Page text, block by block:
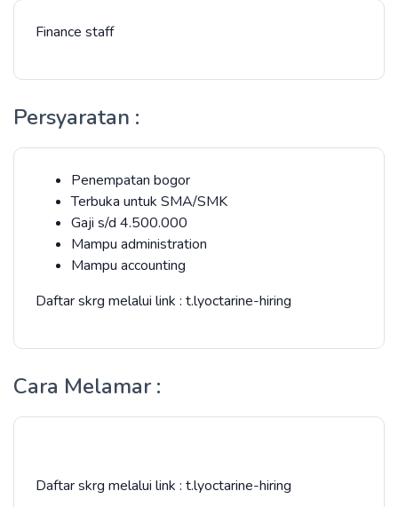
Finance staff
Persyaratan :
Penempatan bogor
Terbuka untuk SMA/SMK
Gaji s/d 4.500.000
Mampu administration
Mampu accounting
Daftar skrg melalui link : t.lyoctarine-hiring
Cara Melamar :
Daftar skrg melalui link : t.lyoctarine-hiring